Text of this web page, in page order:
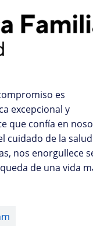
es
excepcional y
que confía en
cuidado de la
nos enorgullece
de una vida